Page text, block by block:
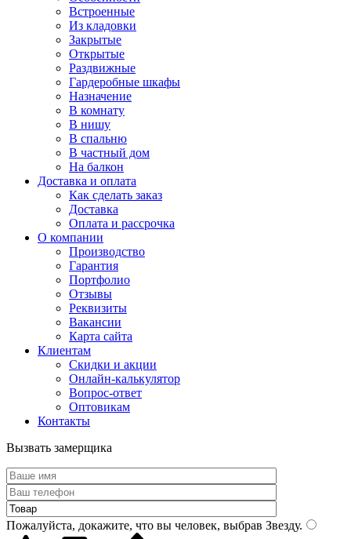
Встроенные
Из кладовки
Закрытые
Открытые
Раздвижные
Гардеробные шкафы
Назначение
В комнату
В нишу
В спальню
В частный дом
На балкон
Доставка и оплата
Как сделать заказ
Доставка
Оплата и рассрочка
О компании
Производство
Гарантия
Портфолио
Отзывы
Реквизиты
Вакансии
Карта сайта
Клиентам
Скидки и акции
Онлайн-калькулятор
Вопрос-ответ
Оптовикам
Контакты
Вызвать замерщика
Пожалуйста, докажите, что вы человек, выбрав Звезду.